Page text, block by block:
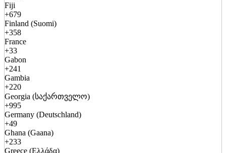
Fiji
+679
Finland (Suomi)
+358
France
+33
Gabon
+241
Gambia
+220
Georgia (საქართველო)
+995
Germany (Deutschland)
+49
Ghana (Gaana)
+233
Greece (Ελλάδα)